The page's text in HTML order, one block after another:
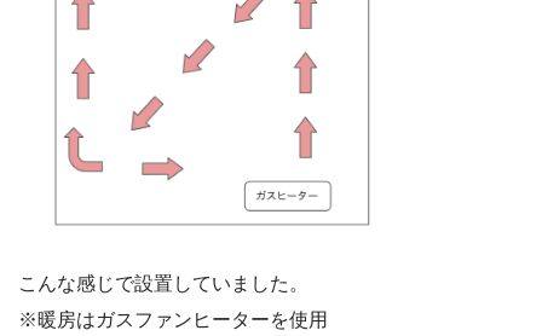
こんな感じで設置していました。
※暖房はガスファンヒーターを使用